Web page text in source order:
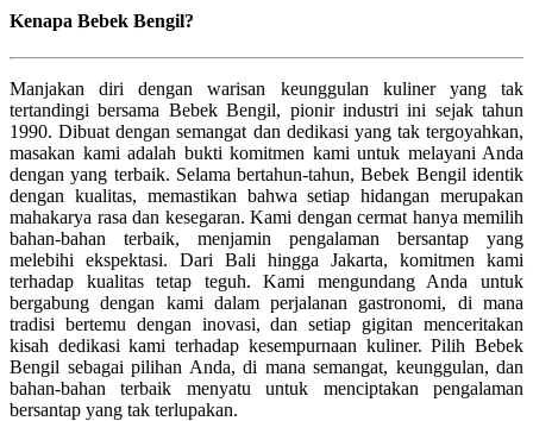
Kenapa Bebek Bengil?
Manjakan diri dengan warisan keunggulan kuliner yang tak
tertandingi bersama Bebek Bengil, pionir industri ini sejak tahun
1990. Dibuat dengan semangat dan dedikasi yang tak tergoyahkan,
masakan kami adalah bukti komitmen kami untuk melayani Anda
dengan yang terbaik. Selama bertahun-tahun, Bebek Bengil identik
dengan kualitas, memastikan bahwa setiap hidangan merupakan
mahakarya rasa dan kesegaran. Kami dengan cermat hanya memilih
bahan-bahan terbaik, menjamin pengalaman bersantap yang
melebihi ekspektasi. Dari Bali hingga Jakarta, komitmen kami
terhadap kualitas tetap teguh. Kami mengundang Anda untuk
bergabung dengan kami dalam perjalanan gastronomi, di mana
tradisi bertemu dengan inovasi, dan setiap gigitan menceritakan
kisah dedikasi kami terhadap kesempurnaan kuliner. Pilih Bebek
Bengil sebagai pilihan Anda, di mana semangat, keunggulan, dan
bahan-bahan terbaik menyatu untuk menciptakan pengalaman
bersantap yang tak terlupakan.